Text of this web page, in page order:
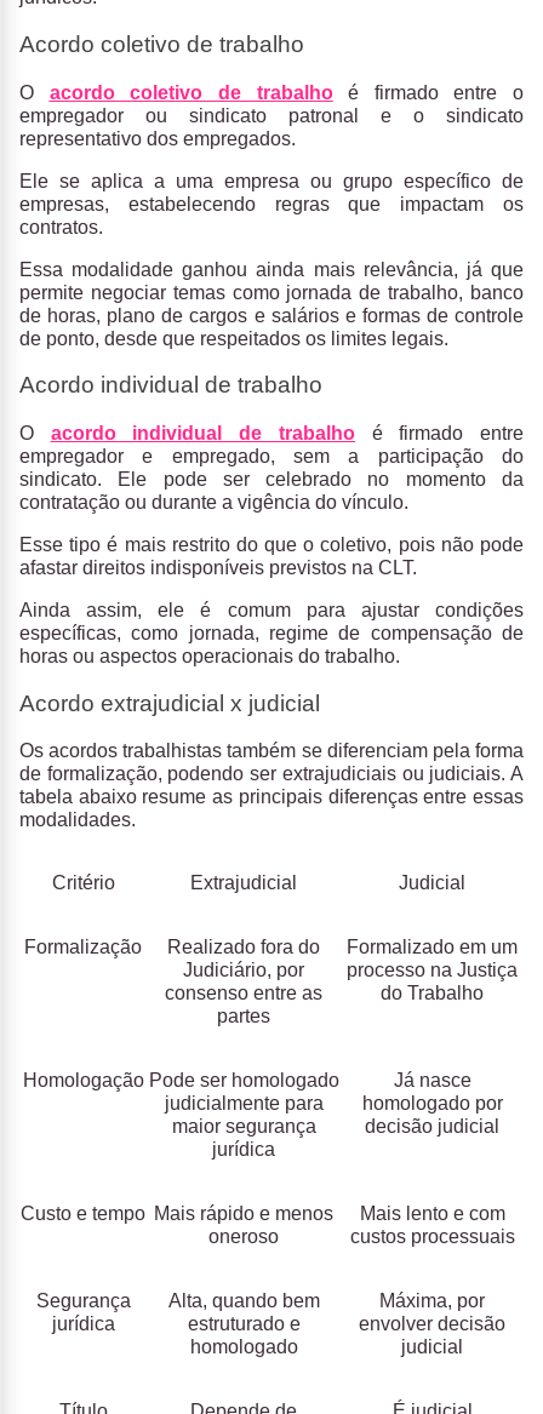
Acordo coletivo de trabalho
O acordo coletivo de trabalho
é firmado entre o
empregador ou sindicato patronal e o sindicato
representativo dos empregados.
Ele se aplica a uma empresa ou grupo específico de
empresas, estabelecendo regras que impactam os
contratos.
Essa modalidade ganhou ainda mais relevância, já que
permite negociar temas como jornada de trabalho, banco
de horas, plano de cargos e salários e formas de controle
de ponto, desde que respeitados os limites legais.
Acordo individual de trabalho
O acordo individual de trabalhoé firmado entre
empregador e empregado, sem a participação do
sindicato. Ele pode ser celebrado no momento da
contratação ou durante a vigência do vínculo.
Esse tipo é mais restrito do que o coletivo, pois não pode
afastar direitos indisponíveis previstos na CLT.
Ainda assim, ele é comum para ajustar condições
específicas, como jornada, regime de compensação de
horas ou aspectos operacionais do trabalho.
Acordo extrajudicial x judicial
Os acordos trabalhistas também se diferenciam pela forma
de formalização, podendo ser extrajudiciais ou judiciais. A
tabela abaixo resume as principais diferenças entre essas
modalidades.
Critério Extrajudicial Judicial
Formalização
Realizado fora do
Judiciário, por
consenso entre as
partes
Formalizado em um
processo na Justiça
do Trabalho
Homologação Pode ser homologado
judicialmente para
maior segurança
jurídica
Já nasce
homologado por
decisão judicial
Custo e tempo Mais rápido e menos
oneroso
Mais lento e com
custos processuais
Segurança
jurídica
Alta, quando bem
estruturado e
homologado
Máxima, por
envolver decisão
judicial